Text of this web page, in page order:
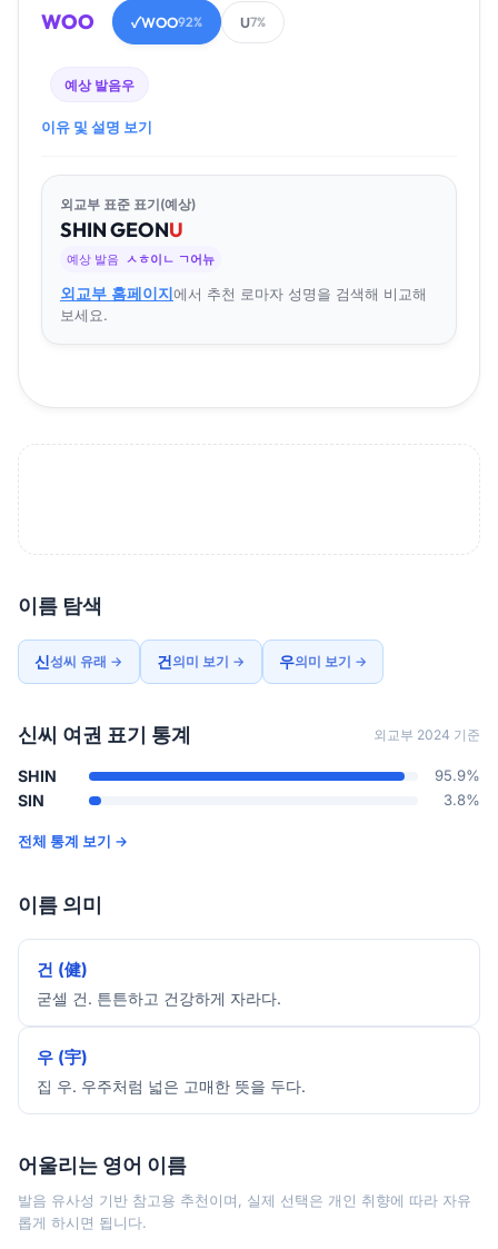
WOO ✓WOO92% U7%
예상 발음우
이유 및 설명 보기
외교부 표준 표기(예상)
SHINGEONU
예상 발음 ㅅㅎ이ㄴ ㄱ어뉴
외교부 홈페이지에서 추천 로마자 성명을 검색해 비교해
보세요.
이름 탐색
신성씨 유래 → 건의미 보기 → 우의미 보기 →
신씨 여권 표기 통계 외교부 2024 기준
SHIN 95.9%
SIN 3.8%
전체 통계 보기 →
이름 의미
건 (健)
굳셀 건. 튼튼하고 건강하게 자라다.
우 (宇)
집 우. 우주처럼 넓은 고매한 뜻을 두다.
어울리는 영어 이름
발음 유사성 기반 참고용 추천이며, 실제 선택은 개인 취향에 따라 자유
롭게 하시면 됩니다.